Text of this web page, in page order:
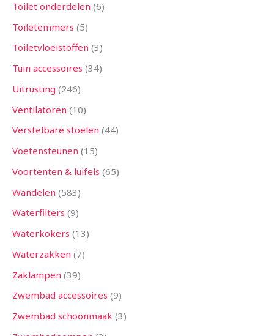
Toilet onderdelen 6
Toiletemmers 5
Toiletvloeistoffen 3
Tuin accessoires 34
Uitrusting 246
Ventilatoren 10
Verstelbare stoelen 44
Voetensteunen 15
Voortenten & luifels 65
Wandelen 583
Waterfilters 9
Waterkokers 13
Waterzakken 7
Zaklampen 39
Zwembad accessoires 9
Zwembad schoonmaak 3